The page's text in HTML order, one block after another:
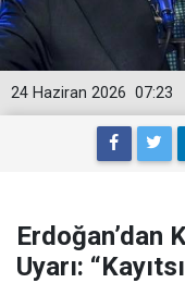
07:23
24 Haziran 2026
Erdoğan’dan
Uyarı: